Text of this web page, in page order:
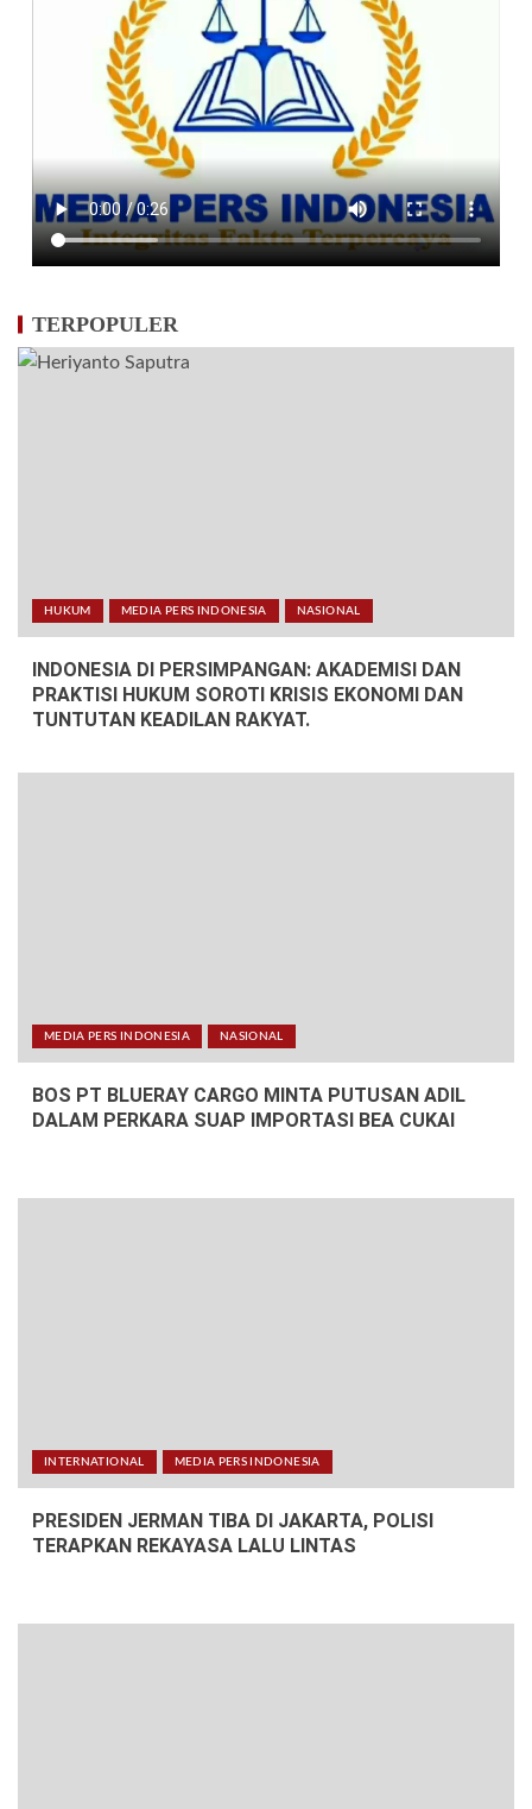
TERPOPULER
HUKUM MEDIA PERS INDONESIA NASIONAL
INDONESIA DI PERSIMPANGAN: AKADEMISI DAN
PRAKTISI HUKUM SOROTI KRISIS EKONOMI DAN
TUNTUTAN KEADILAN RAKYAT.
MEDIA PERS INDONESIA NASIONAL
BOS PT BLUERAY CARGO MINTA PUTUSAN ADIL
DALAM PERKARA SUAP IMPORTASI BEA CUKAI
INTERNATIONAL MEDIA PERS INDONESIA
PRESIDEN JERMAN TIBA DI JAKARTA, POLISI
TERAPKAN REKAYASA LALU LINTAS